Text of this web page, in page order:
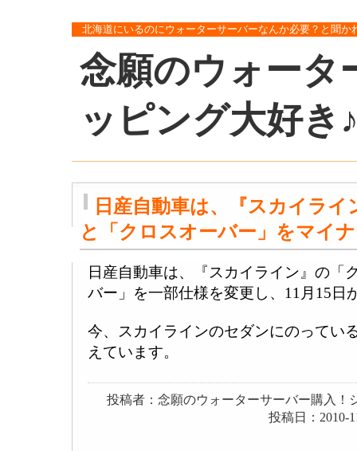
北海道にいるのにウォーターサーバーなんか必要？と聞
念願のウォータ
ッピング大好き
日産自動車は、『スカイライ
と「クロスオーバー」をマイ
日産自動車は、『スカイライン』の「
バー」を一部仕様を変更し、11月15日
今、スカイラインのセダンにのってい
えています。
投稿者：念願のウォーターサーバー購入！
投稿日：2010-